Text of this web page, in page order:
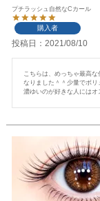
プチラッシュ自然なCカール
購入者
投稿日 2021/08/10
こちらは、めっちゃ最高な
なりました＾＾少量でボリ
濃ゆいのが好きな人にはオ